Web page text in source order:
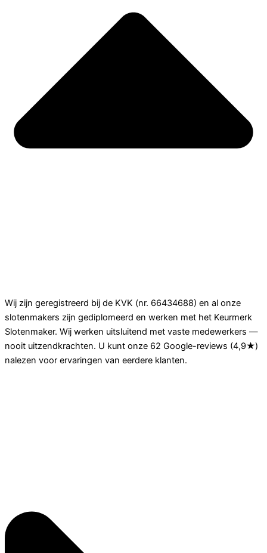
Wij zijn geregistreerd bij de KVK (nr. 66434688) en al onze
slotenmakers zijn gediplomeerd en werken met het Keurmerk
Slotenmaker. Wij werken uitsluitend met vaste medewerkers —
nooit uitzendkrachten. U kunt onze 62 Google-reviews (4,9★)
nalezen voor ervaringen van eerdere klanten.